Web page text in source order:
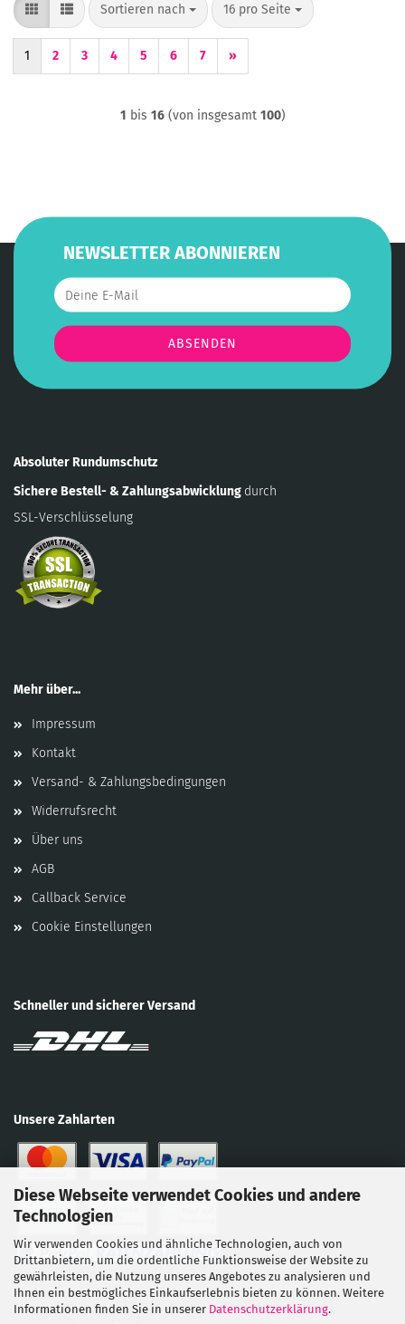
Diese Webseite verwendet Cookies und andere
Technologien
Wir verwenden Cookies und ähnliche Technologien, auch von
Drittanbietern, um die ordentliche Funktionsweise der Website zu
gewährleisten, die Nutzung unseres Angebotes zu analysieren und
Ihnen ein bestmögliches Einkaufserlebnis bieten zu können. Weitere
Informationen finden Sie in unserer Datenschutzerklärung.
Sortieren nach
Sortieren nach 16 pro Seite
pro Seite
1 2 3 4 5 6 7 »
1 bis 16(von insgesamt 100)
NEWSLETTER ABONNIEREN
Absoluter Rundumschutz
Sichere Bestell- & Zahlungsabwicklung durch
SSL-Verschlüsselung
Mehr über...
Impressum
Kontakt
Versand- & Zahlungsbedingungen
Widerrufsrecht
Über uns
AGB
Callback Service
Cookie Einstellungen
Schneller und sicherer Versand
Unsere Zahlarten